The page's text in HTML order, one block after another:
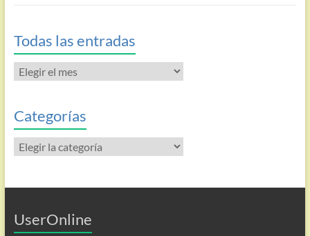
Todas las entradas
Todas
las
Categorías
Categorías
UserOnline